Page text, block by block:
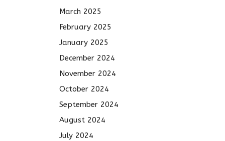
March 2025
February 2025
January 2025
December 2024
November 2024
October 2024
September 2024
August 2024
July 2024